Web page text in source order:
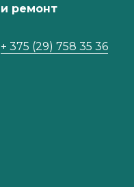
и ремонт
+ 375 (29) 758 35 36